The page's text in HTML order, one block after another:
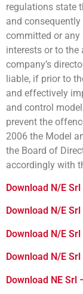
regulations state
and
committed or
interests or to
company’s
liable, if prior to
and effectively
and control
prevent the
2006 the Model
the Board of
accordingly with
Download N/E
Download N/E
Download N/E
Download N/E
Download NE Srl